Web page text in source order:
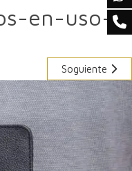
en-uso-2
Soguiente